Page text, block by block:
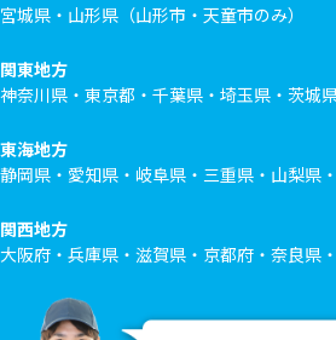
宮城県・山形県（山形市・天童市のみ）
関東地方
神奈川県・東京都・千葉県・埼玉県・茨城
東海地方
静岡県・愛知県・岐阜県・三重県・山梨県
関西地方
大阪府・兵庫県・滋賀県・京都府・奈良県